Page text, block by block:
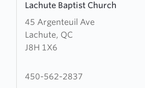
Lachute Baptist Church
45 Argenteuil Ave
Lachute, QC
J8H 1X6
more
about
Lachute
Baptist
450-562-2837